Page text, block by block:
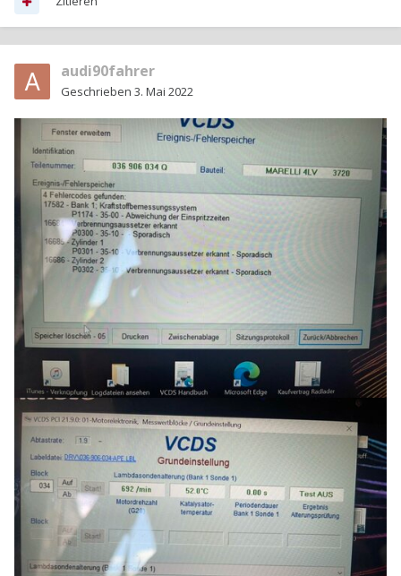
audi90fahrer
Geschrieben 3. Mai 2022